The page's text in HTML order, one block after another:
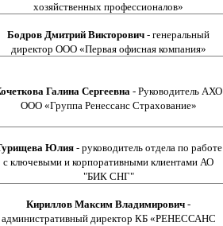
хозяйственных профессионалов»
Бодров Дмитрий Викторович- генеральный
директор ООО «Первая офисная компания»
Галина Сергеевна- Руководитель АХО
ООО «Группа Ренессанс Страхование»
Юлия- руководитель отдела по работе
с ключевыми и корпоративными клиентами АО
"БИК СНГ"
Кириллов Максим Владимирович-
административный директор КБ «РЕНЕССАНС